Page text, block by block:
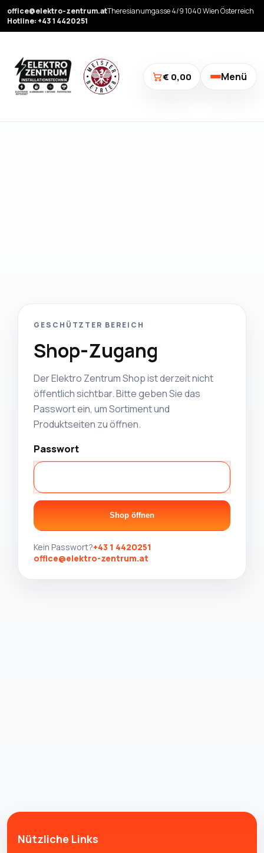
office@elektro-zentrum.atTheresianumgasse 4/9 1040 Wien Österreich
Hotline: +43 1 4420251
€ 0,00 Menü
GESCHÜTZTER BEREICH
Shop-Zugang
Der Elektro Zentrum Shop ist derzeit nicht
öffentlich sichtbar. Bitte geben Sie das
Passwort ein, um Sortiment und
Produktseiten zu öffnen.
Passwort
Shop öffnen
Kein Passwort?+43 1 4420251
office@elektro-zentrum.at
Nützliche Links